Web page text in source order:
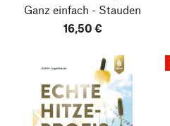
Ganz einfach - Stauden
16,50 €